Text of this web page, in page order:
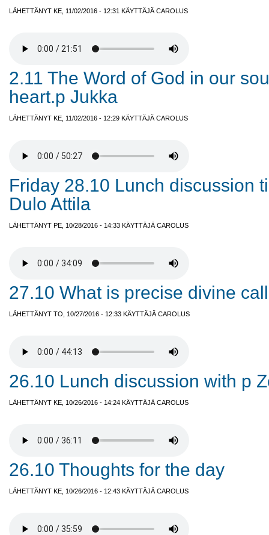
LÄHETTÄNYT KE, 11/02/2016 - 12:31 KÄYTTÄJÄ CAROLUS
2.11 The Word of God in our
heart.p Jukka
LÄHETTÄNYT KE, 11/02/2016 - 12:29 KÄYTTÄJÄ CAROLUS
Friday 28.10 Lunch discussion
Dulo Attila
LÄHETTÄNYT PE, 10/28/2016 - 14:33 KÄYTTÄJÄ CAROLUS
27.10 What is precise divine
LÄHETTÄNYT TO, 10/27/2016 - 12:33 KÄYTTÄJÄ CAROLUS
26.10 Lunch discussion with p
LÄHETTÄNYT KE, 10/26/2016 - 14:24 KÄYTTÄJÄ CAROLUS
26.10 Thoughts for the day
LÄHETTÄNYT KE, 10/26/2016 - 12:43 KÄYTTÄJÄ CAROLUS